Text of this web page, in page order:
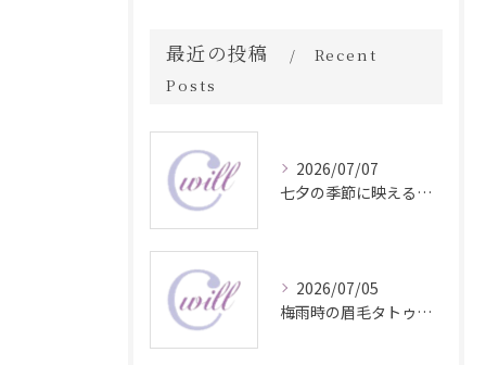
最近の投稿
Recent
Posts
2026/07/07
七夕の季節に映える眉毛タトゥー技術
2026/07/05
梅雨時の眉毛タトゥー美容法